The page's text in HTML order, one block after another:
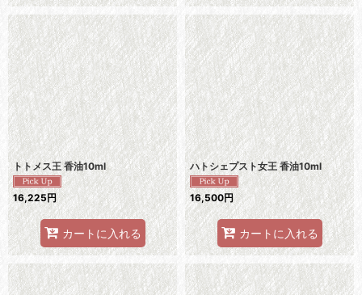
トトメス王 香油10ml
16,225円
カートに入れる
ハトシェプスト女王 香油10ml
16,500円
カートに入れる